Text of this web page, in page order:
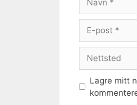
post
Lagre mitt